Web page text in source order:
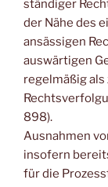
ständiger
der Nähe des
ansässigen
auswärtigen
regelmäßig
898).
Ausnahmen
insofern
für die